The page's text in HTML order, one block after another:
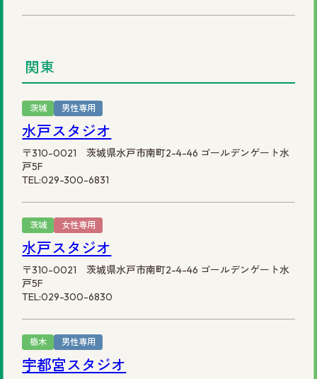
関東
茨城 男性専用
水戸スタジオ
〒310-0021 茨城県水戸市南町2-4-46 ゴールデンゲート水
戸5F
TEL:029-300-6831
茨城 女性専用
水戸スタジオ
〒310-0021 茨城県水戸市南町2-4-46 ゴールデンゲート水
戸5F
TEL:029-300-6830
栃木 男性専用
宇都宮スタジオ